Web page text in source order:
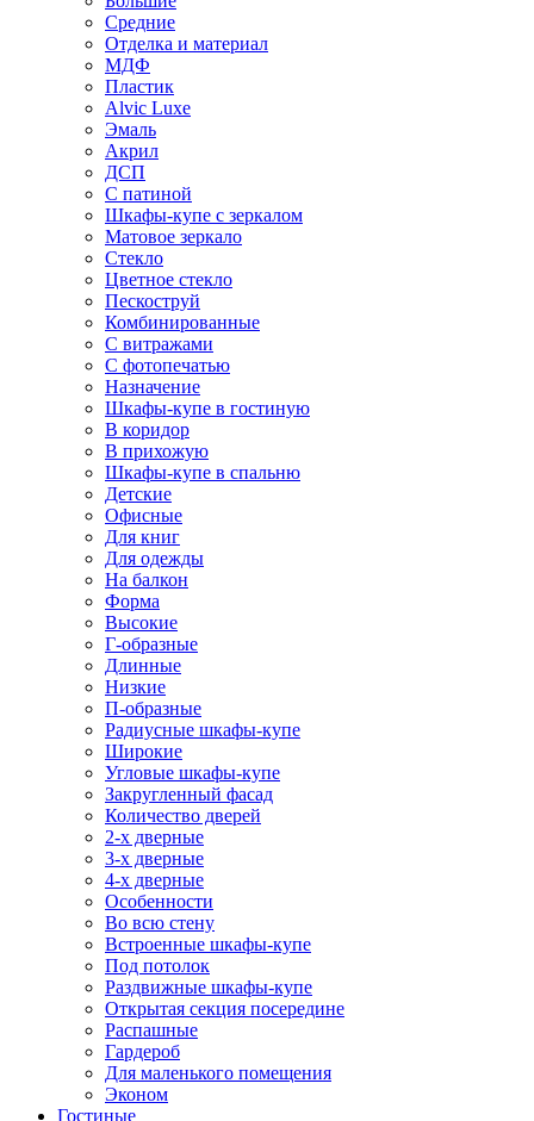
Средние
Отделка и материал
МДФ
Пластик
Alvic Luxe
Эмаль
Акрил
ДСП
С патиной
Шкафы-купе с зеркалом
Матовое зеркало
Стекло
Цветное стекло
Пескоструй
Комбинированные
С витражами
С фотопечатью
Назначение
Шкафы-купе в гостиную
В коридор
В прихожую
Шкафы-купе в спальню
Детские
Офисные
Для книг
Для одежды
На балкон
Форма
Высокие
Г-образные
Длинные
Низкие
П-образные
Радиусные шкафы-купе
Широкие
Угловые шкафы-купе
Закругленный фасад
Количество дверей
2-х дверные
3-х дверные
4-х дверные
Особенности
Во всю стену
Встроенные шкафы-купе
Под потолок
Раздвижные шкафы-купе
Открытая секция посередине
Распашные
Гардероб
Для маленького помещения
Эконом
Гостиные